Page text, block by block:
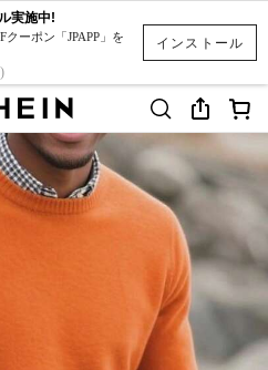
インストール
実施中!
クーポン「JPAPP」を